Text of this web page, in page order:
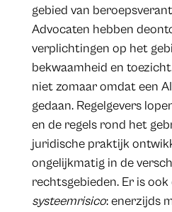
gebied van
Advocaten hebben
verplichtingen op het
bekwaamheid en
niet zomaar omdat een
gedaan. Regelgevers
en de regels rond het
juridische praktijk
ongelijkmatig in de
rechtsgebieden. Er is
systeemrisico: enerzijds